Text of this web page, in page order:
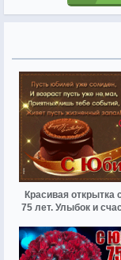
Красивая открытка
75 лет. Улыбок и